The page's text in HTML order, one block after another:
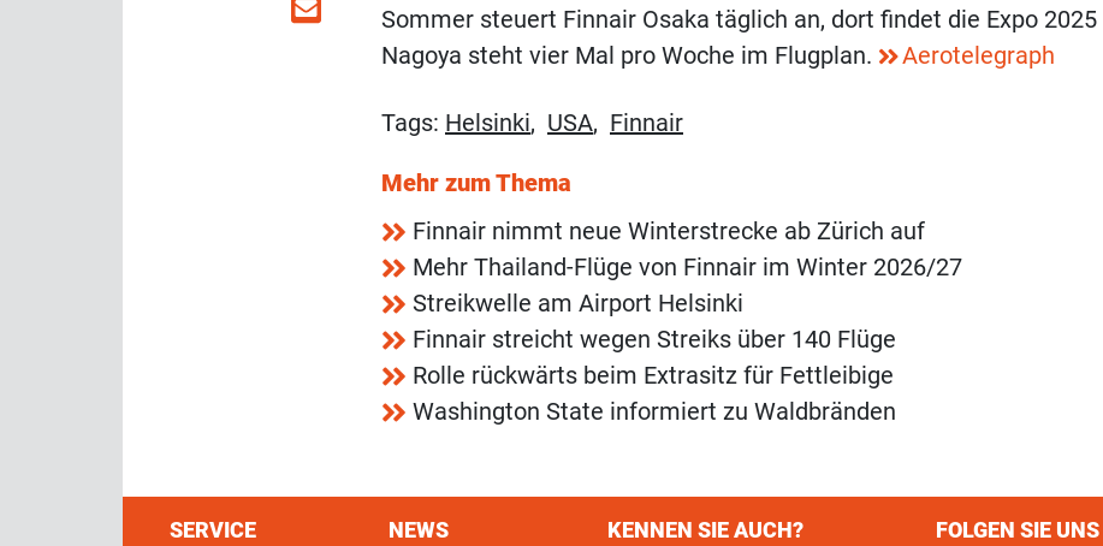
Sommer steuert Finnair Osaka täglich an, dort findet die Expo
Nagoya steht vier Mal pro Woche im Flugplan.
Aerotelegraph
Tags: Helsinki, USA, Finnair
Mehr zum Thema
Finnair nimmt neue Winterstrecke ab Zürich auf
Mehr Thailand-Flüge von Finnair im Winter 2026/27
Streikwelle am Airport Helsinki
Finnair streicht wegen Streiks über 140 Flüge
Rolle rückwärts beim Extrasitz für Fettleibige
Washington State informiert zu Waldbränden
SERVICE NEWS KENNEN SIE AUCH? FOLGEN SIE UNS